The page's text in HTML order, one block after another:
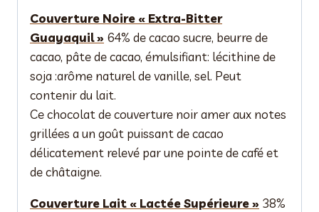
Couverture Noire « Extra-Bitter
Guayaquil » 64% de cacao sucre, beurre de
cacao, pâte de cacao, émulsifiant: lécithine de
soja :arôme naturel de vanille, sel. Peut
contenir du lait.
Ce chocolat de couverture noir amer aux notes
grillées a un goût puissant de cacao
délicatement relevé par une pointe de café et
de châtaigne.
Couverture Lait « Lactée Supérieure » 38%